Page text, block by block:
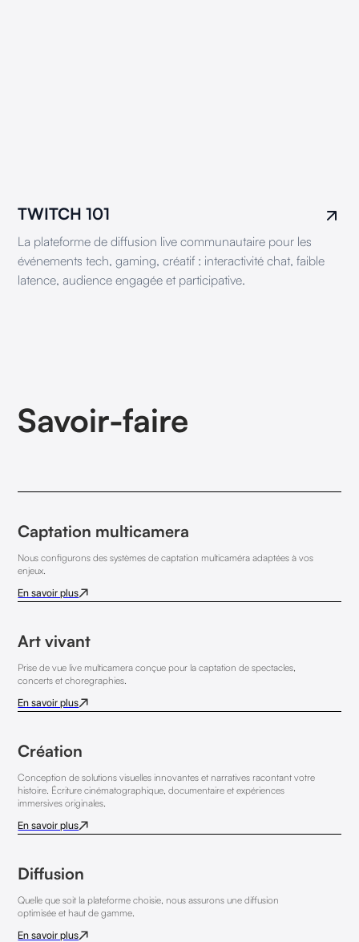
TWITCH 101
La plateforme de diffusion live communautaire pour les
événements tech, gaming, créatif : interactivité chat, faible
latence, audience engagée et participative.
Savoir-faire
Captation multicamera
Nous configurons des systèmes de captation multicaméra adaptées à vos
enjeux.
En savoir plus
Art vivant
Prise de vue live multicamera conçue pour la captation de spectacles,
concerts et choregraphies.
En savoir plus
Création
Conception de solutions visuelles innovantes et narratives racontant votre
histoire. Écriture cinématographique, documentaire et expériences
immersives originales.
En savoir plus
Diffusion
Quelle que soit la plateforme choisie, nous assurons une diffusion
optimisée et haut de gamme.
En savoir plus